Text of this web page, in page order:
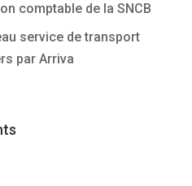
comptable de la SNCB
service de transport
par Arriva